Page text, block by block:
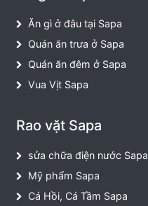
Ăn gì ở đâu tại Sapa
Quán ăn trưa ở Sapa
Quán ăn đêm ở Sapa
Vua Vịt Sapa
Rao vặt Sapa
sửa chữa điện nước Sapa
Mỹ phẩm Sapa
Cá Hồi, Cá Tầm Sapa